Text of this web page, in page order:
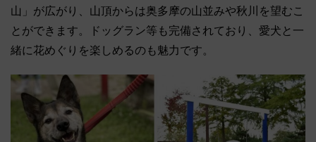
山」が広がり、山頂からは奥多摩の山並みや秋川を望むこ
とができます。ドッグラン等も完備されており、愛犬と一
緒に花めぐりを楽しめるのも魅力です。